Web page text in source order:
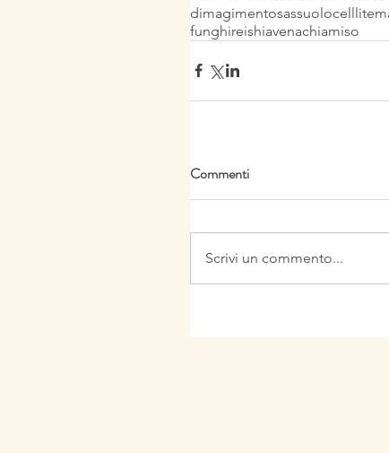
dimagimentosassuolocelllite
funghireishiavenachiamiso
Commenti
Scrivi un commento...